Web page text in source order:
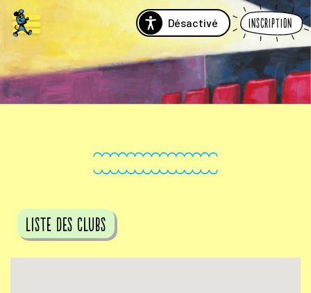
Désactivé Inscription
Liste des clubs